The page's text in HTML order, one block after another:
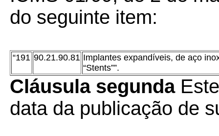
do seguinte item:
“191 90.21.90.81 Implantes expandíveis, de aço
“Stents””.
Cláusula segunda
data da publicação de